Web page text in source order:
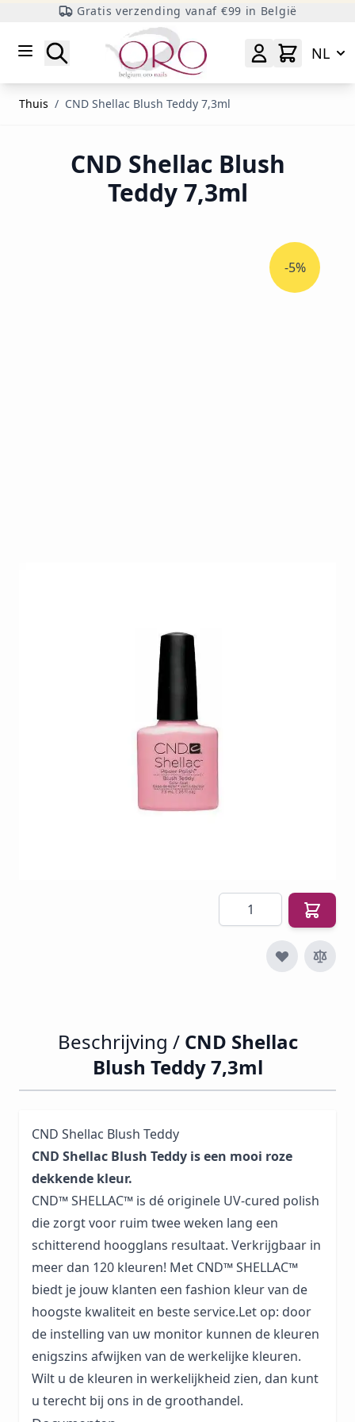
Gratis verzending vanaf €99 in België
Zoeken
NL
Thuis / CND Shellac Blush Teddy 7,3ml
CND Shellac Blush
Teddy 7,3ml
-5%
parelmoer Subtiele roze nude met parelmoer gloed
– perfect natural look. HEMA-vrij, 14+ dagen glans.
CND-SHEL-BL-TE
€ 30,24
Aantal
Beschrijving / CND Shellac
Blush Teddy 7,3ml
CND Shellac Blush Teddy
CND Shellac Blush Teddy is een mooi roze
dekkende kleur.
CND™ SHELLAC™ is dé originele UV-cured polish
die zorgt voor ruim twee weken lang een
schitterend hoogglans resultaat. Verkrijgbaar in
meer dan 120 kleuren! Met CND™ SHELLAC™
biedt je jouw klanten een fashion kleur van de
hoogste kwaliteit en beste service.Let op: door
de instelling van uw monitor kunnen de kleuren
enigszins afwijken van de werkelijke kleuren.
Wilt u de kleuren in werkelijkheid zien, dan kunt
u terecht bij ons in de groothandel.